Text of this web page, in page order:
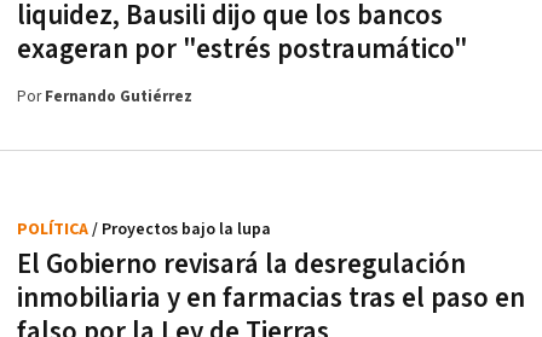
liquidez, Bausili dijo que los bancos
exageran por "estrés postraumático"
PorFernando Gutiérrez
El Gobierno revisará la desregulación
inmobiliaria y en farmacias tras el paso en
POLÍTICA/ Proyectos bajo la lupa